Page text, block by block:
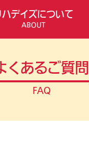
ハデイズについて
ABOUT
くあるご質問
FAQ